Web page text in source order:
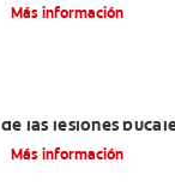
Más información
de las lesiones
Más información